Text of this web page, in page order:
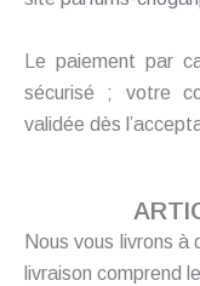
Le paiement par
sécurisé ; votre
validée dès
Nous vous livrons à
livraison comprend